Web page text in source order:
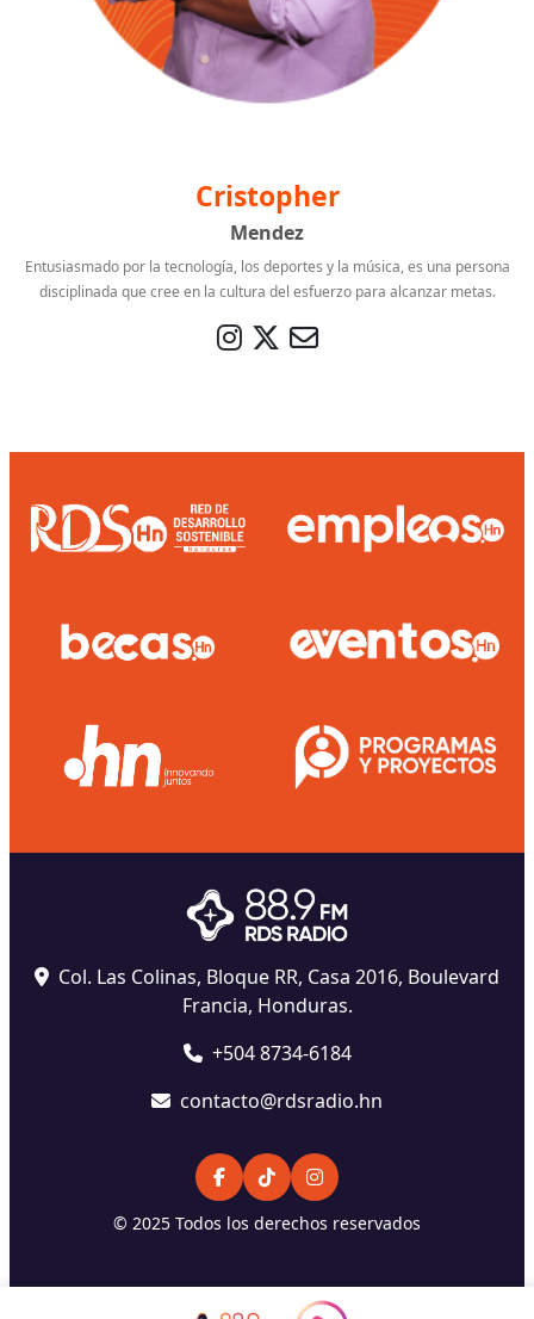
Cristopher
Mendez
Entusiasmado por la tecnología, los deportes y la música, es una persona
disciplinada que cree en la cultura del esfuerzo para alcanzar metas.
Col. Las Colinas, Bloque RR, Casa 2016, Boulevard
Francia, Honduras.
+504 8734-6184
contacto@rdsradio.hn
© 2025 Todos los derechos reservados